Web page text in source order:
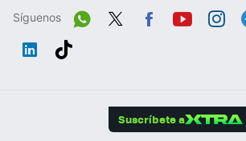
Síguenos
Wh
Suscríbete a